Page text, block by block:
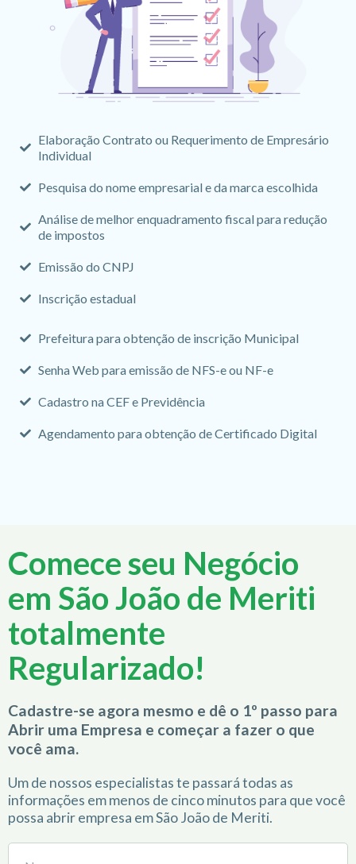
Elaboração Contrato ou Requerimento de Empresário
Individual
Pesquisa do nome empresarial e da marca escolhida
Análise de melhor enquadramento fiscal para redução
de impostos
Emissão do CNPJ
Inscrição estadual
Prefeitura para obtenção de inscrição Municipal
Senha Web para emissão de NFS-e ou NF-e
Cadastro na CEF e Previdência
Agendamento para obtenção de Certificado Digital
Comece seu Negócio
em São João de Meriti
totalmente
Regularizado!
Cadastre-se agora mesmo e dê o 1º passo para
Abrir uma Empresa e começar a fazer o que
você ama.
Um de nossos especialistas te passará todas as
informações em menos de cinco minutos para que você
possa abrir empresa em São João de Meriti.